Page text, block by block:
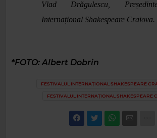
Vlad Drăgulescu,
Internațional Shakespeare Craiova.
*FOTO: Albert Dobrin
FESTIVALUL INTERNAȚIONAL SHAKESPEARE
FESTIVALUL INTERNAȚIONAL SHAKESPEARE